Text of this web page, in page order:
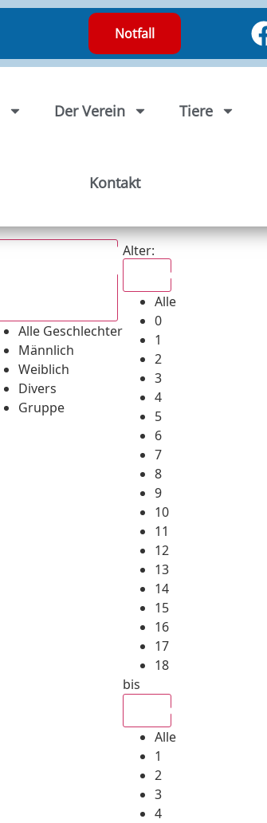
Notfall
Der Verein Tiere
Kontakt
Alle Geschlechter
Männlich
Weiblich
Divers
Gruppe
Alter:
Alle
0
1
2
3
4
5
6
7
8
9
10
11
12
13
14
15
16
17
18
bis
Alle
1
2
3
4